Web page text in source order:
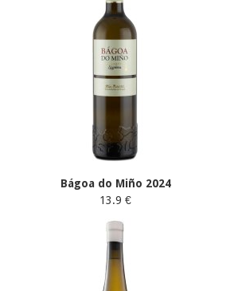
Bágoa do Miño 2024
13.9 €